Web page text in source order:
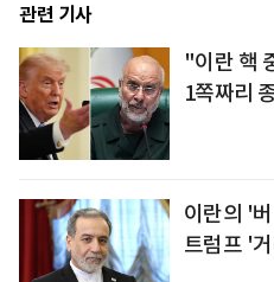
관련 기사
"이란 핵
1쪽짜리
이란의 '
트럼프 '